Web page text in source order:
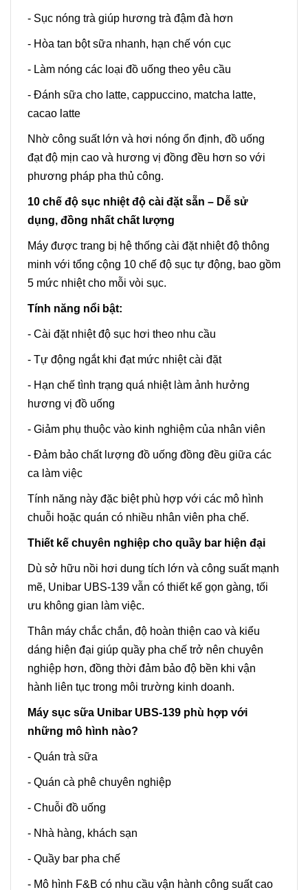
- Sục nóng trà giúp hương trà đậm đà hơn
- Hòa tan bột sữa nhanh, hạn chế vón cục
- Làm nóng các loại đồ uống theo yêu cầu
- Đánh sữa cho latte, cappuccino, matcha latte,
cacao latte
Nhờ công suất lớn và hơi nóng ổn định, đồ uống
đạt độ mịn cao và hương vị đồng đều hơn so với
phương pháp pha thủ công.
10 chế độ sục nhiệt độ cài đặt sẵn – Dễ sử
dụng, đồng nhất chất lượng
Máy được trang bị hệ thống cài đặt nhiệt độ thông
minh với tổng cộng 10 chế độ sục tự động, bao gồm
5 mức nhiệt cho mỗi vòi sục.
Tính năng nổi bật:
- Cài đặt nhiệt độ sục hơi theo nhu cầu
- Tự động ngắt khi đạt mức nhiệt cài đặt
- Hạn chế tình trạng quá nhiệt làm ảnh hưởng
hương vị đồ uống
- Giảm phụ thuộc vào kinh nghiệm của nhân viên
- Đảm bảo chất lượng đồ uống đồng đều giữa các
ca làm việc
Tính năng này đặc biệt phù hợp với các mô hình
chuỗi hoặc quán có nhiều nhân viên pha chế.
Thiết kế chuyên nghiệp cho quầy bar hiện đại
Dù sở hữu nồi hơi dung tích lớn và công suất mạnh
mẽ, Unibar UBS-139 vẫn có thiết kế gọn gàng, tối
ưu không gian làm việc.
Thân máy chắc chắn, độ hoàn thiện cao và kiểu
dáng hiện đại giúp quầy pha chế trở nên chuyên
nghiệp hơn, đồng thời đảm bảo độ bền khi vận
hành liên tục trong môi trường kinh doanh.
Máy sục sữa Unibar UBS-139 phù hợp với
những mô hình nào?
- Quán trà sữa
- Quán cà phê chuyên nghiệp
- Chuỗi đồ uống
- Nhà hàng, khách sạn
- Quầy bar pha chế
- Mô hình F&B có nhu cầu vận hành công suất cao